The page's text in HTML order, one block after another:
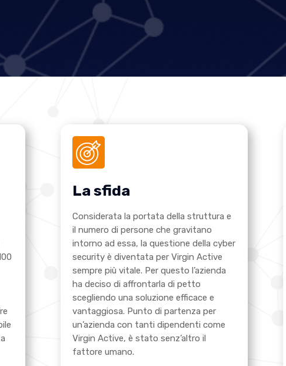
La sfida
Considerata la portata della struttura e
il numero di persone che gravitano
intorno ad essa, la questione della cyber
security è diventata per Virgin Active
sempre più vitale. Per questo l’azienda
ha deciso di affrontarla di petto
scegliendo una soluzione efficace e
vantaggiosa. Punto di partenza per
un’azienda con tanti dipendenti come
Virgin Active, è stato senz’altro il
fattore umano.